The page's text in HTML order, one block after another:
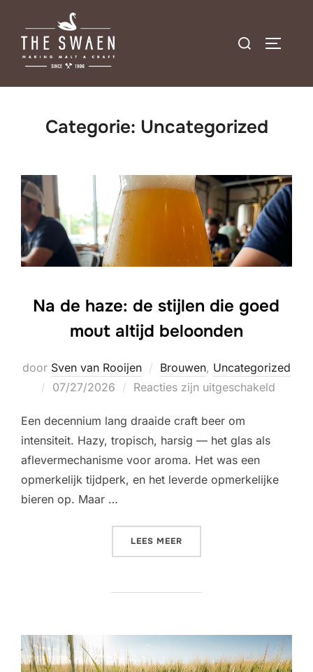
inhoud
Zoek
Categorie: Uncategorized
Na de haze: de stijlen die goed
mout altijd beloonden
door Sven van Rooijen Brouwen, Uncategorized
Geplaatst
07/27/2026 Reacties zijn uitgeschakeld
Een decennium lang draaide craft beer om
intensiteit. Hazy, tropisch, harsig — het glas als
aflevermechanisme voor aroma. Het was een
opmerkelijk tijdperk, en het leverde opmerkelijke
bieren op. Maar …
LEES MEER